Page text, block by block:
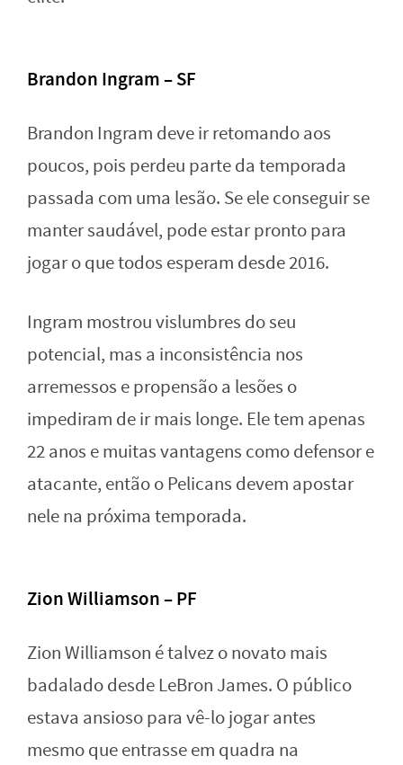
Brandon Ingram – SF
Brandon Ingram deve ir retomando aos
poucos, pois perdeu parte da temporada
passada com uma lesão. Se ele conseguir se
manter saudável, pode estar pronto para
jogar o que todos esperam desde 2016.
Ingram mostrou vislumbres do seu
potencial, mas a inconsistência nos
arremessos e propensão a lesões o
impediram de ir mais longe. Ele tem apenas
22 anos e muitas vantagens como defensor e
atacante, então o Pelicans devem apostar
nele na próxima temporada.
Zion Williamson – PF
Zion Williamson é talvez o novato mais
badalado desde LeBron James. O público
estava ansioso para vê-lo jogar antes
mesmo que entrasse em quadra na